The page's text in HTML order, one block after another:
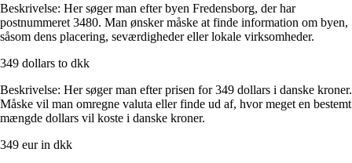
Beskrivelse: Her søger man efter byen Fredensborg, der har
postnummeret 3480. Man ønsker måske at finde information om byen,
såsom dens placering, seværdigheder eller lokale virksomheder.
349 dollars to dkk
Beskrivelse: Her søger man efter prisen for 349 dollars i danske kroner.
Måske vil man omregne valuta eller finde ud af, hvor meget en bestemt
mængde dollars vil koste i danske kroner.
349 eur in dkk